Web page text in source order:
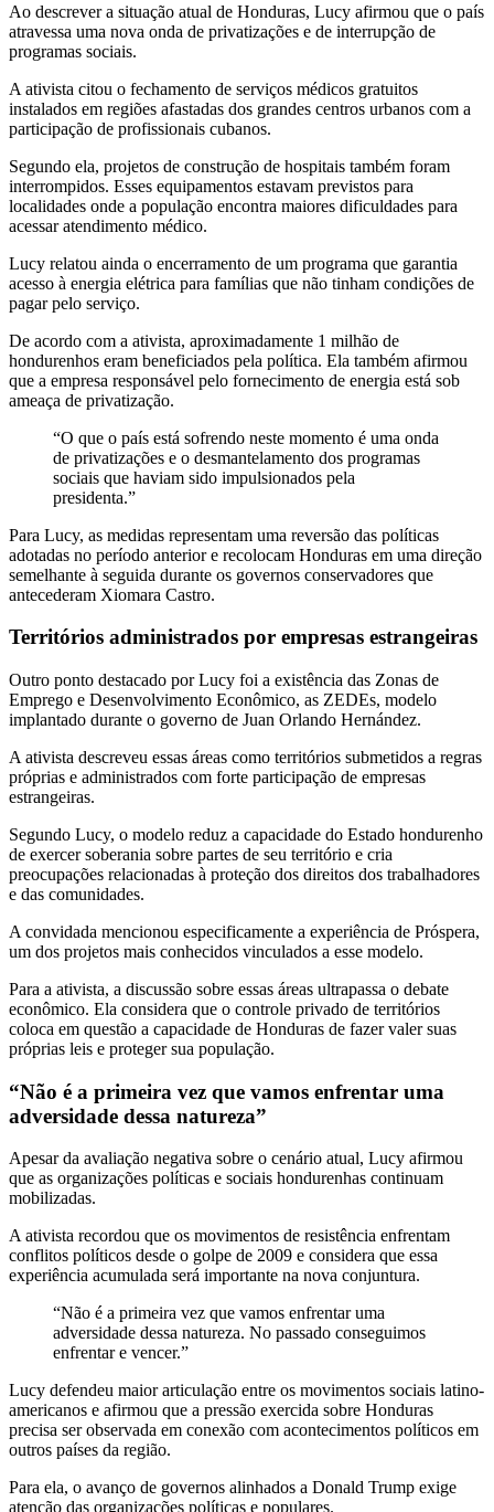
Ao descrever a situação atual de Honduras, Lucy afirmou que o país
atravessa uma nova onda de privatizações e de interrupção de
programas sociais.
A ativista citou o fechamento de serviços médicos gratuitos
instalados em regiões afastadas dos grandes centros urbanos com a
participação de profissionais cubanos.
Segundo ela, projetos de construção de hospitais também foram
interrompidos. Esses equipamentos estavam previstos para
localidades onde a população encontra maiores dificuldades para
acessar atendimento médico.
Lucy relatou ainda o encerramento de um programa que garantia
acesso à energia elétrica para famílias que não tinham condições de
pagar pelo serviço.
De acordo com a ativista, aproximadamente 1 milhão de
hondurenhos eram beneficiados pela política. Ela também afirmou
que a empresa responsável pelo fornecimento de energia está sob
ameaça de privatização.
“O que o país está sofrendo neste momento é uma onda
de privatizações e o desmantelamento dos programas
sociais que haviam sido impulsionados pela
presidenta.”
Para Lucy, as medidas representam uma reversão das políticas
adotadas no período anterior e recolocam Honduras em uma direção
semelhante à seguida durante os governos conservadores que
antecederam Xiomara Castro.
Territórios administrados por empresas estrangeiras
Outro ponto destacado por Lucy foi a existência das Zonas de
Emprego e Desenvolvimento Econômico, as ZEDEs, modelo
implantado durante o governo de Juan Orlando Hernández.
A ativista descreveu essas áreas como territórios submetidos a regras
próprias e administrados com forte participação de empresas
estrangeiras.
Segundo Lucy, o modelo reduz a capacidade do Estado hondurenho
de exercer soberania sobre partes de seu território e cria
preocupações relacionadas à proteção dos direitos dos trabalhadores
e das comunidades.
A convidada mencionou especificamente a experiência de Próspera,
um dos projetos mais conhecidos vinculados a esse modelo.
Para a ativista, a discussão sobre essas áreas ultrapassa o debate
econômico. Ela considera que o controle privado de territórios
coloca em questão a capacidade de Honduras de fazer valer suas
próprias leis e proteger sua população.
“Não é a primeira vez que vamos enfrentar uma
adversidade dessa natureza”
Apesar da avaliação negativa sobre o cenário atual, Lucy afirmou
que as organizações políticas e sociais hondurenhas continuam
mobilizadas.
A ativista recordou que os movimentos de resistência enfrentam
conflitos políticos desde o golpe de 2009 e considera que essa
experiência acumulada será importante na nova conjuntura.
“Não é a primeira vez que vamos enfrentar uma
adversidade dessa natureza. No passado conseguimos
enfrentar e vencer.”
Lucy defendeu maior articulação entre os movimentos sociais latino-
americanos e afirmou que a pressão exercida sobre Honduras
precisa ser observada em conexão com acontecimentos políticos em
outros países da região.
Para ela, o avanço de governos alinhados a Donald Trump exige
atenção das organizações políticas e populares.